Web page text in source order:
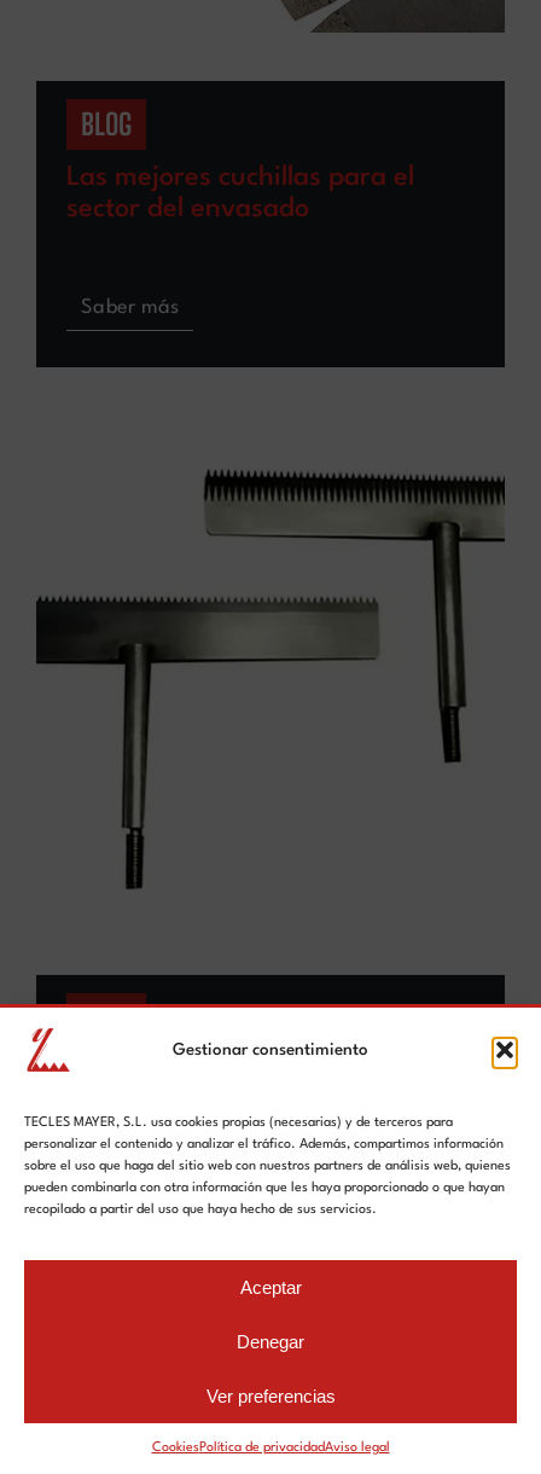
Gestionar consentimiento
TECLES MAYER, S.L. usa cookies propias (necesarias) y de terceros para
personalizar el contenido y analizar el tráfico. Además, compartimos información
sobre el uso que haga del sitio web con nuestros partners de análisis web, quienes
pueden combinarla con otra información que les haya proporcionado o que hayan
recopilado a partir del uso que haya hecho de sus servicios.
Aceptar
Denegar
Ver preferencias
CookiesPolítica de privacidadAviso legal
BLOG
Las mejores cuchillas para el
sector del envasado
Saber más
BLOG
¿Cómo son las cuchillas para
Saber más